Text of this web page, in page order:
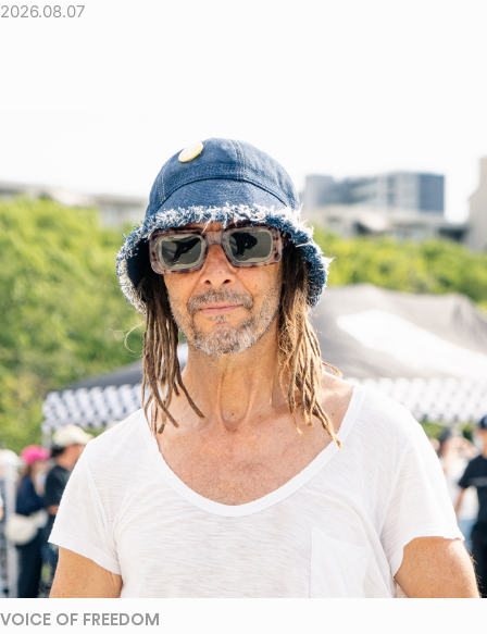
2026.08.07
VOICE OF FREEDOM